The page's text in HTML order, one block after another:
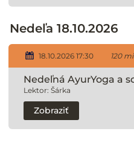
Nedeľa 18.10.2026
18.10.2026 17:30 120
Nedeľná AyurYoga a
Lektor: Šárka
Zobraziť